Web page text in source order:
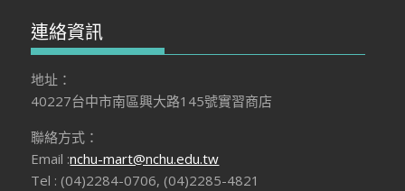
連絡資訊
地址：
40227台中市南區興大路145號實習商店
聯絡方式：
Email :nchu-mart@nchu.edu.tw
Tel : (04)2284-0706, (04)2285-4821